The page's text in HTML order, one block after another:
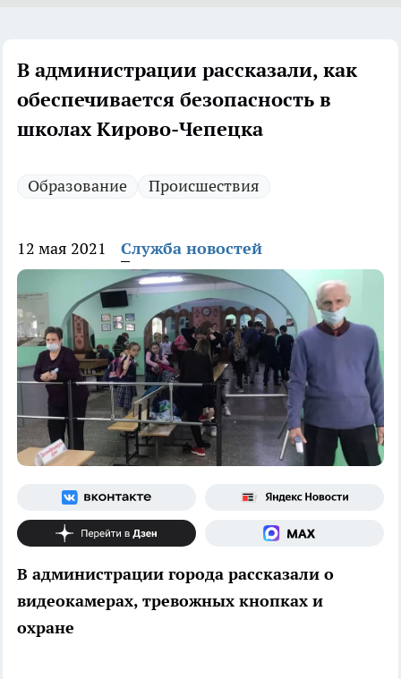
В администрации рассказали, как
обеспечивается безопасность в
школах Кирово-Чепецка
Образование Происшествия
12 мая 2021 Служба новостей
В администрации города рассказали о
видеокамерах, тревожных кнопках и
охране